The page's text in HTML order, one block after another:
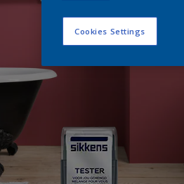
Cookies Settings